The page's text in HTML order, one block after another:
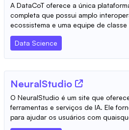
A DataCoT oferece a única
completa que possui amplo
ecossistema e uma equipe de
Data Science
NeuralStudio
O NeuralStudio é um site que
ferramentas e serviços de IA. Ele
para ajudar os usuários com